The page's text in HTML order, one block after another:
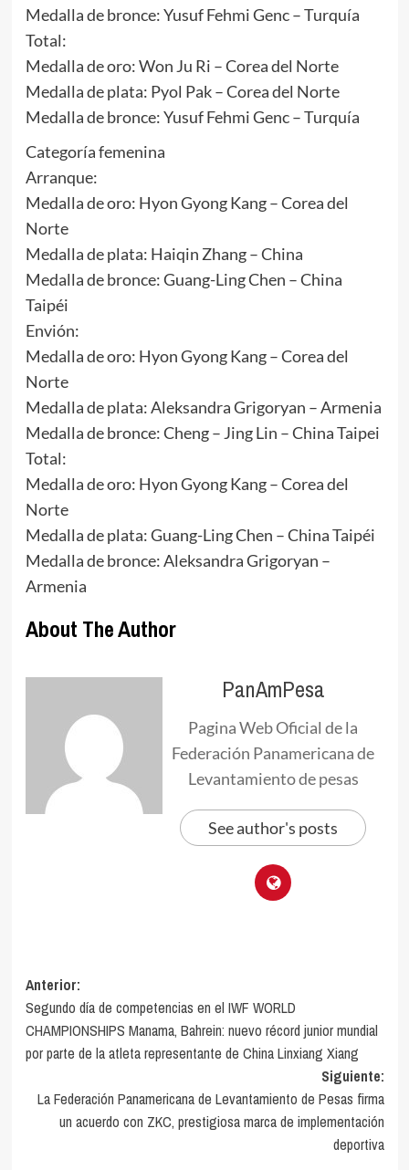
Medalla de bronce: Yusuf Fehmi Genc – Turquía
Total:
Medalla de oro: Won Ju Ri – Corea del Norte
Medalla de plata: Pyol Pak – Corea del Norte
Medalla de bronce: Yusuf Fehmi Genc – Turquía
Categoría femenina
Arranque:
Medalla de oro: Hyon Gyong Kang – Corea del
Norte
Medalla de plata: Haiqin Zhang – China
Medalla de bronce: Guang-Ling Chen – China
Taipéi
Envión:
Medalla de oro: Hyon Gyong Kang – Corea del
Norte
Medalla de plata: Aleksandra Grigoryan – Armenia
Medalla de bronce: Cheng – Jing Lin – China Taipei
Total:
Medalla de oro: Hyon Gyong Kang – Corea del
Norte
Medalla de plata: Guang-Ling Chen – China Taipéi
Medalla de bronce: Aleksandra Grigoryan –
Armenia
About The Author
PanAmPesa
Pagina Web Oficial de la
Federación Panamericana de
Levantamiento de pesas
See author's posts
Navegación
de
entradas
Anterior:
Segundo día de competencias en el IWF WORLD
CHAMPIONSHIPS Manama, Bahrein: nuevo récord junior mundial
por parte de la atleta representante de China Linxiang Xiang
Siguiente:
La Federación Panamericana de Levantamiento de Pesas firma
un acuerdo con ZKC, prestigiosa marca de implementación
deportiva